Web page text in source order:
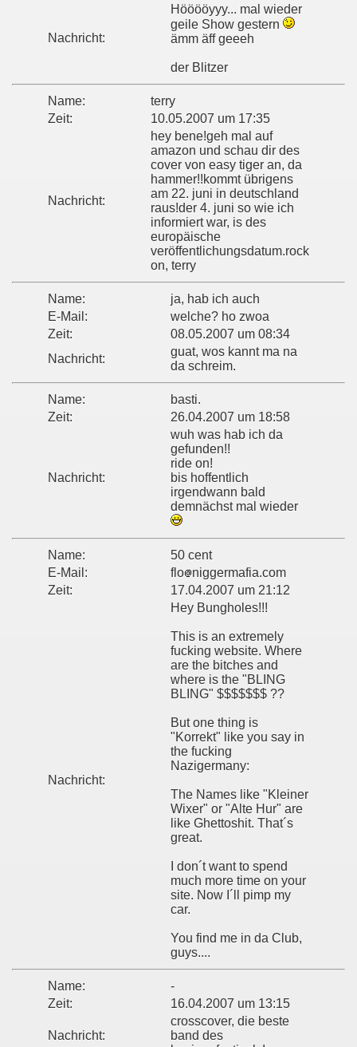
Nachricht:
Hööööyyy... mal wieder
geile Show gestern
ämm äff geeeh
der Blitzer
Name:
terry
Zeit:
10.05.2007 um 17:35
Nachricht:
hey bene!geh mal auf
amazon und schau dir des
cover von easy tiger an, da
hammer!!kommt übrigens
am 22. juni in deutschland
raus!der 4. juni so wie ich
informiert war, is des
europäische
veröffentlichungsdatum.rock
on, terry
Name:
ja, hab ich auch
E-Mail:
welche? ho zwoa
Zeit:
08.05.2007 um 08:34
Nachricht:
guat, wos kannt ma na
da schreim.
Name:
basti.
Zeit:
26.04.2007 um 18:58
Nachricht:
wuh was hab ich da
gefunden!!
ride on!
bis hoffentlich
irgendwann bald
demnächst mal wieder
Name:
50 cent
E-Mail:
flo
niggermafia.com
Zeit:
17.04.2007 um 21:12
Nachricht:
Hey Bungholes!!!
This is an extremely
fucking website. Where
are the bitches and
where is the "BLING
BLING" $$$$$$$ ??
But one thing is
"Korrekt" like you say in
the fucking
Nazigermany:
The Names like "Kleiner
Wixer" or "Alte Hur" are
like Ghettoshit. That´s
great.
I don´t want to spend
much more time on your
site. Now I´ll pimp my
car.
You find me in da Club,
guys....
Name:
-
Zeit:
16.04.2007 um 13:15
Nachricht:
crosscover, die beste
band des